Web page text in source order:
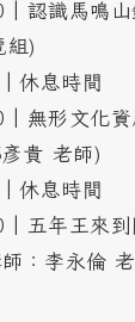
認識馬鳴山
組)
休息時間
無形文化資
貴 老師)
休息時間
五年王來到
：李永倫